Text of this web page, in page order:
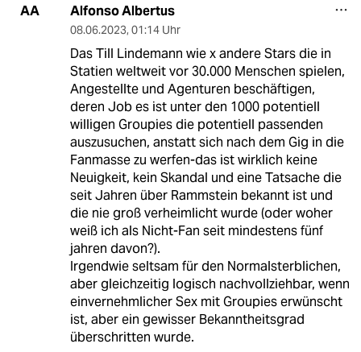
AA Alfonso Albertus
08.06.2023, 01:14 Uhr
Das Till Lindemann wie x andere Stars die in
Statien weltweit vor 30.000 Menschen spielen,
Angestellte und Agenturen beschäftigen,
deren Job es ist unter den 1000 potentiell
willigen Groupies die potentiell passenden
auszusuchen, anstatt sich nach dem Gig in die
Fanmasse zu werfen-das ist wirklich keine
Neuigkeit, kein Skandal und eine Tatsache die
seit Jahren über Rammstein bekannt ist und
die nie groß verheimlicht wurde (oder woher
weiß ich als Nicht-Fan seit mindestens fünf
jahren davon?).
Irgendwie seltsam für den Normalsterblichen,
aber gleichzeitig logisch nachvollziehbar, wenn
einvernehmlicher Sex mit Groupies erwünscht
ist, aber ein gewisser Bekanntheitsgrad
überschritten wurde.